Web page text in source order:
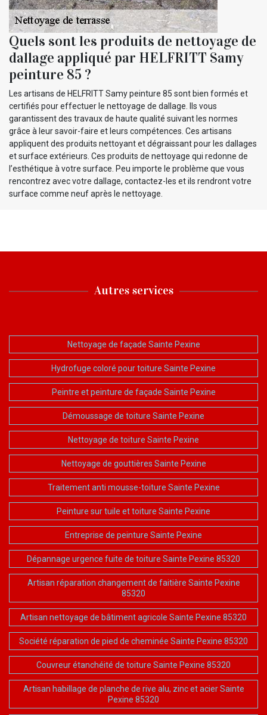
Quels sont les produits de nettoyage de
dallage appliqué par HELFRITT Samy
peinture 85 ?
Les artisans de HELFRITT Samy peinture 85 sont bien formés et
certifiés pour effectuer le nettoyage de dallage. Ils vous
garantissent des travaux de haute qualité suivant les normes
grâce à leur savoir-faire et leurs compétences. Ces artisans
appliquent des produits nettoyant et dégraissant pour les dallages
et surface extérieurs. Ces produits de nettoyage qui redonne de
l’esthétique à votre surface. Peu importe le problème que vous
rencontrez avec votre dallage, contactez-les et ils rendront votre
surface comme neuf après le nettoyage.
Autres services
Nettoyage de façade Sainte Pexine
Hydrofuge coloré pour toiture Sainte Pexine
Peintre et peinture de façade Sainte Pexine
Démoussage de toiture Sainte Pexine
Nettoyage de toiture Sainte Pexine
Nettoyage de gouttières Sainte Pexine
Traitement anti mousse-toiture Sainte Pexine
Peinture sur tuile et toiture Sainte Pexine
Entreprise de peinture Sainte Pexine
Dépannage urgence fuite de toiture Sainte Pexine 85320
Artisan réparation changement de faitière Sainte Pexine
85320
Artisan nettoyage de bâtiment agricole Sainte Pexine 85320
Société réparation de pied de cheminée Sainte Pexine 85320
Couvreur étanchéité de toiture Sainte Pexine 85320
Artisan habillage de planche de rive alu, zinc et acier Sainte
Pexine 85320